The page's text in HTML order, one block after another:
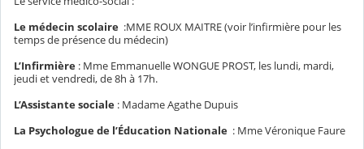
Le médecin scolaire :MME ROUX MAITRE (voir l’infirmière pour les
temps de présence du médecin)
L’Infirmière : Mme Emmanuelle WONGUE PROST, les lundi, mardi,
jeudi et vendredi, de 8h à 17h.
L’Assistante sociale : Madame Agathe Dupuis
La Psychologue de l’Éducation Nationale : Mme Véronique Faure